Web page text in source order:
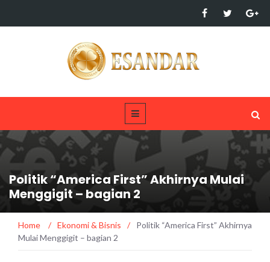
Politik “America First” Akhirnya Mulai
Menggigit – bagian 2
Home / Ekonomi & Bisnis /
Politik “America First” Akhirnya
Mulai Menggigit – bagian 2